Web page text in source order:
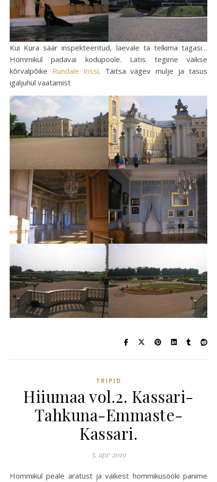
Kui Kura säär inspekteeritud, laevale ta telkima tagasi…
Hommikul padavai kodupoole. Lätis tegime väikse
kõrvalpõike Rundale lossi. Täitsa vägev mulje ja tasus
igaljuhul vaatamist
TRIPID
Hiiumaa vol.2. Kassari-
Tahkuna-Emmaste-
Kassari.
5. apr 2019
Hommikul peale äratust ja väikest hommikusööki panime